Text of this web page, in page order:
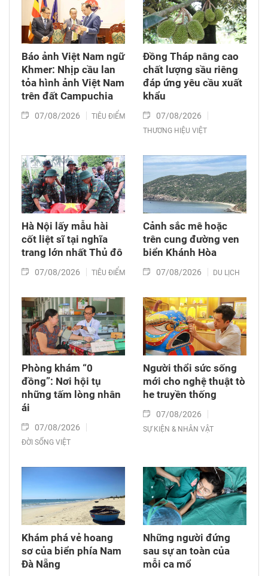
Báo ảnh Việt Nam ngữ
Khmer: Nhịp cầu lan
tỏa hình ảnh Việt Nam
trên đất Campuchia
07/08/2026 TIÊU ĐIỂM
Đồng Tháp nâng cao
chất lượng sầu riêng
đáp ứng yêu cầu xuất
khẩu
07/08/2026
THƯƠNG HIỆU VIỆT
Hà Nội lấy mẫu hài
cốt liệt sĩ tại nghĩa
trang lớn nhất Thủ đô
07/08/2026 TIÊU ĐIỂM
Cảnh sắc mê hoặc
trên cung đường ven
biển Khánh Hòa
07/08/2026 DU LỊCH
Phòng khám “0
đồng”: Nơi hội tụ
những tấm lòng nhân
ái
07/08/2026
ĐỜI SỐNG VIỆT
Người thổi sức sống
mới cho nghệ thuật tò
he truyền thống
07/08/2026
SỰ KIỆN & NHÂN VẬT
Khám phá vẻ hoang
sơ của biển phía Nam
Đà Nẵng
Những người đứng
sau sự an toàn của
mỗi ca mổ